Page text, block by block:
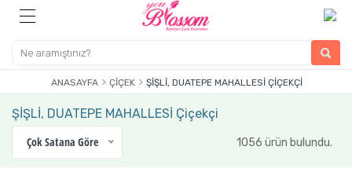
ANASAYFA ÇIÇEK ŞİŞLİ, DUATEPE MAHALLESİ ÇIÇEKÇI
ŞİŞLİ, DUATEPE MAHALLESİ Çiçekçi
Çok Satana Göre
1056 ürün bulundu.